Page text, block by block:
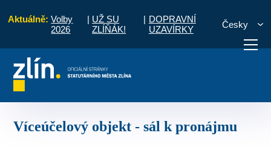
Aktuálně: Volby
2026
| UŽ SU
ZLÍŇÁK!
| DOPRAVNÍ
UZAVÍRKY
Česky
vyřídit Potřebuji zaplatit Diskuzní
Víceúčelový objekt - sál k pronájmu